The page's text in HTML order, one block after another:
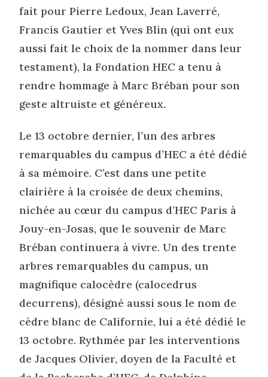
fait pour Pierre Ledoux, Jean Laverré,
Francis Gautier et Yves Blin (qui ont eux
aussi fait le choix de la nommer dans leur
testament), la Fondation HEC a tenu à
rendre hommage à Marc Bréban pour son
geste altruiste et généreux.
Le 13 octobre dernier, l’un des arbres
remarquables du campus d’HEC a été dédié
à sa mémoire. C’est dans une petite
clairière à la croisée de deux chemins,
nichée au cœur du campus d’HEC Paris à
Jouy-en-Josas, que le souvenir de Marc
Bréban continuera à vivre. Un des trente
arbres remarquables du campus, un
magnifique calocèdre (calocedrus
decurrens), désigné aussi sous le nom de
cèdre blanc de Californie, lui a été dédié le
13 octobre. Rythmée par les interventions
de Jacques Olivier, doyen de la Faculté et